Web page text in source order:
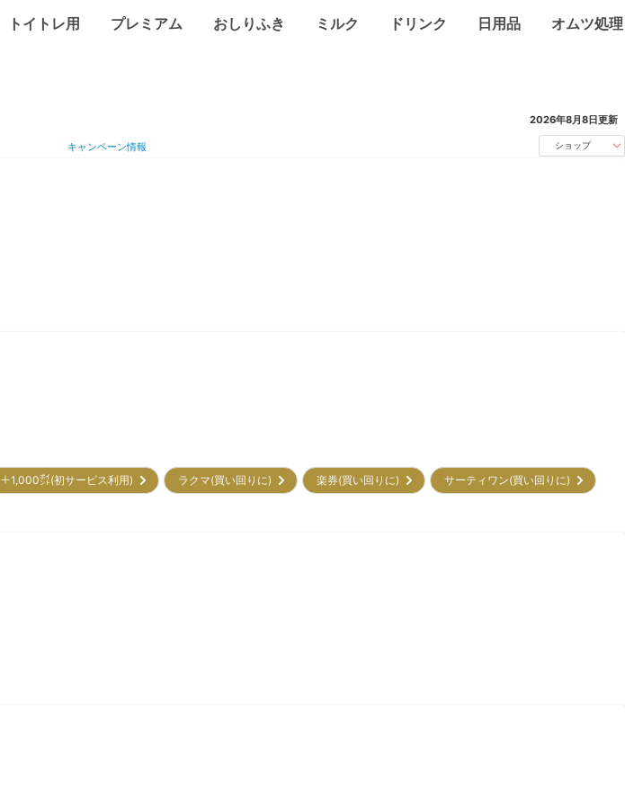
トイトレ用 プレミアム おしりふき ミルク ドリンク 日用品 オムツ処理
2026年8月8日更新
キャンペーン情報 ショップ
＋1,000㌽(初サービス利用) ラクマ(買い回りに) 楽券(買い回りに)
サーティワン(買い回りに)